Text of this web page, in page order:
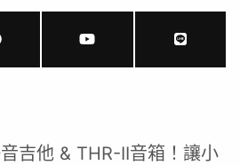
吉他 & THR-II音箱！讓小